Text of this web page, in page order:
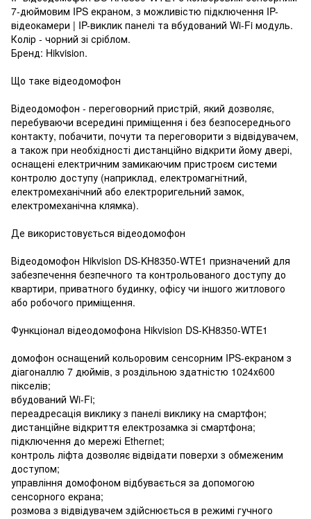
7-дюймовим IPS екраном, з можливістю підключення IP-
відеокамери | IP-виклик панелі та вбудований Wi-Fi модуль.
Колір - чорний зі сріблом.
Бренд: Hikvision.
Що таке відеодомофон
Відеодомофон - переговорний пристрій, який дозволяє,
перебуваючи всередині приміщення і без безпосереднього
контакту, побачити, почути та переговорити з відвідувачем,
а також при необхідності дистанційно відкрити йому двері,
оснащені електричним замикаючим пристроєм системи
контролю доступу (наприклад, електромагнітний,
електромеханічний або електроригельний замок,
електромеханічна клямка).
Де використовується відеодомофон
Відеодомофон Hikvision DS-KH8350-WTE1 призначений для
забезпечення безпечного та контрольованого доступу до
квартири, приватного будинку, офісу чи іншого житлового
або робочого приміщення.
Функціонал відеодомофона Hikvision DS-KH8350-WTE1
домофон оснащений кольоровим сенсорним IPS-екраном з
діагоналлю 7 дюймів, з роздільною здатністю 1024х600
пікселів;
вбудований Wi-Fi;
переадресація виклику з панелі виклику на смартфон;
дистанційне відкриття електрозамка зі смартфона;
підключення до мережі Ethernet;
контроль ліфта дозволяє відвідати поверхи з обмеженим
доступом;
управління домофоном відбувається за допомогою
сенсорного екрана;
розмова з відвідувачем здійснюється в режимі гучного